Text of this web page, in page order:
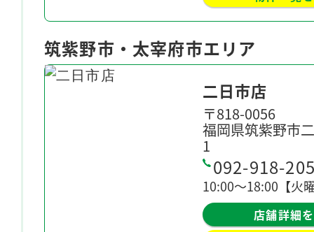
筑紫野市・太宰府市エリア
二日市店
〒818-0056
福岡県筑紫野市
1
092-918-
10:00〜18:00【火
店舗詳細